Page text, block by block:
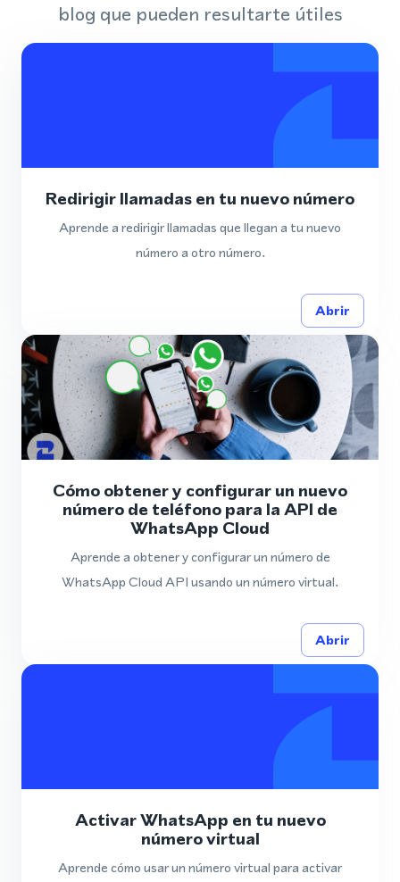
blog que pueden resultarte útiles
Redirigir llamadas en tu nuevo número
Aprende a redirigir llamadas que llegan a tu nuevo
número a otro número.
Abrir
Cómo obtener y configurar un nuevo
número de teléfono para la API de
WhatsApp Cloud
Aprende a obtener y configurar un número de
WhatsApp Cloud API usando un número virtual.
Abrir
Activar WhatsApp en tu nuevo
número virtual
Aprende cómo usar un número virtual para activar